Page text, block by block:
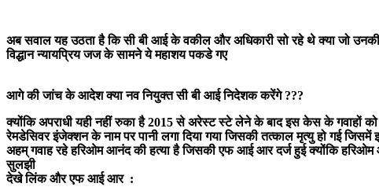
अब सवाल यह उठता है कि सी बी आई के वकील और अधिकारी सो रहे थे क्या जो
विद्धान न्यायप्रिय जज के सामने ये महाशय पकडे गए
आगे की जांच के आदेश क्या नव नियुक्त सी बी आई निदेशक करेंगे ???
क्योंकि अपराधी यही नहीं रुका है 2015 से अरेस्ट स्टे लेने के बाद इस केस के गवाहों
रेमडेसिवर इंजेक्शन के नाम पर पानी लगा दिया गया जिसकी तत्काल मृत्यु हो गई
अहम् गवाहरहेहरिओम आनंद की हत्या है जिसकी एफ आई आर दर्ज हुई क्योंकि हरिओम
सुलझी
देखे लिंक और एफ आई आर :